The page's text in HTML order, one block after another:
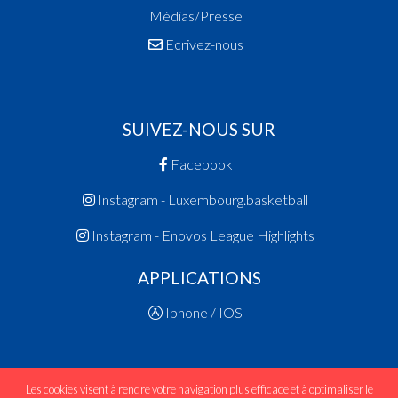
Médias/Presse
Ecrivez-nous
SUIVEZ-NOUS SUR
Facebook
Instagram - Luxembourg.basketball
Instagram - Enovos League Highlights
APPLICATIONS
Iphone / IOS
Les cookies visent à rendre votre navigation plus efficace et à optimaliser le